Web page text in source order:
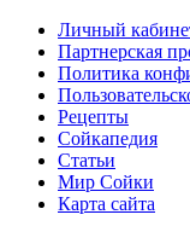
Личный
Партнерская
Политика
Рецепты
Сойкапедия
Статьи
Мир Сойки
Карта сайта